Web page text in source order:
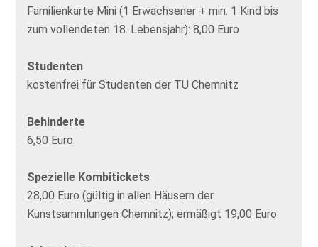
Familienkarte Mini (1 Erwachsener + min. 1 Kind bis
zum vollendeten 18. Lebensjahr): 8,00 Euro
Studenten
kostenfrei für Studenten der TU Chemnitz
Behinderte
6,50 Euro
Spezielle Kombitickets
28,00 Euro (gültig in allen Häusern der
Kunstsammlungen Chemnitz); ermäßigt 19,00 Euro.